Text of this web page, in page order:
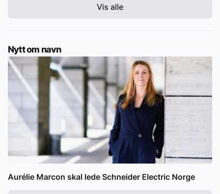
Vis alle
Nytt om navn
Aurélie Marcon skal lede Schneider Electric Norge